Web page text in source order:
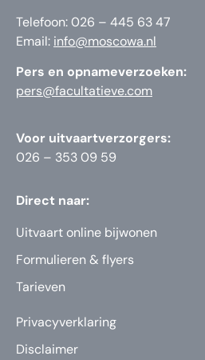
Telefoon: 026 – 445 63 47
Email: info@moscowa.nl
Pers en opnameverzoeken:
pers@facultatieve.com
Voor uitvaartverzorgers:
026 – 353 09 59
Direct naar:
Uitvaart online bijwonen
Formulieren & flyers
Tarieven
Privacyverklaring
Disclaimer